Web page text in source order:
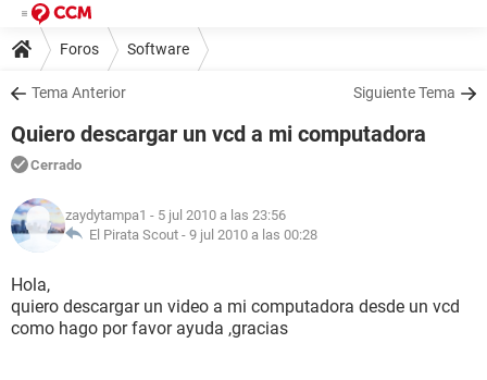
Foros Software
Tema Anterior Siguiente Tema
Quiero descargar un vcd a mi computadora
Cerrado
zaydytampa1 - 5 jul 2010 a las 23:56
El Pirata Scout - 9 jul 2010 a las 00:28
Hola,
quiero descargar un video a mi computadora desde un vcd
como hago por favor ayuda ,gracias